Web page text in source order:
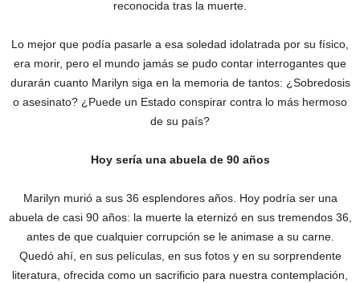
reconocida tras la muerte.
Lo mejor que podía pasarle a esa soledad idolatrada por su físico,
era morir, pero el mundo jamás se pudo contar interrogantes que
durarán cuanto Marilyn siga en la memoria de tantos: ¿Sobredosis
o asesinato? ¿Puede un Estado conspirar contra lo más hermoso
de su país?
Hoy sería una abuela de 90 años
Marilyn murió a sus 36 esplendores años. Hoy podría ser una
abuela de casi 90 años: la muerte la eternizó en sus tremendos 36,
antes de que cualquier corrupción se le animase a su carne.
Quedó ahí, en sus películas, en sus fotos y en su sorprendente
literatura, ofrecida como un sacrificio para nuestra contemplación,